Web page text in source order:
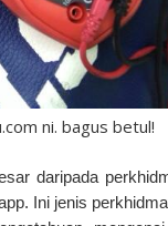
ni. bagus betul!
daripada
Ini jenis